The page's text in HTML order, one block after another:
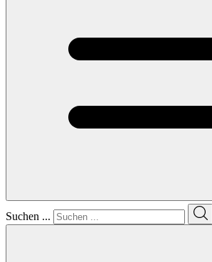
Suchen ...